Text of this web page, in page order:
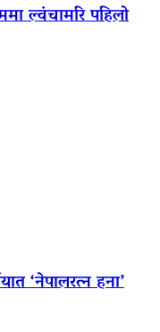
ल्वंचामरि पहिलो
‘नेपालरत्न हना’